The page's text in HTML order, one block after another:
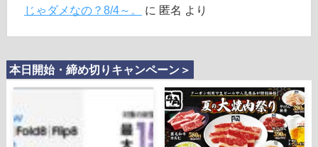
じゃダメなの？8/4～。
に 匿名 より
本日開始・締め切りキャンペーン＞